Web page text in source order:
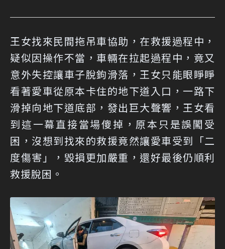
王女找來民間拖吊車協助，在救援過程中，
疑似因操作不當，車輛在拉起過程中，竟又
意外失控讓車子脫鉤滑落，王女只能眼睜睜
看著愛車從原本卡住的地下道入口，一路下
滑掉向地下道底部，發出巨大聲響，王女看
到這一幕直接當場傻掉，原本只是誤闖受
困，沒想到找來的救援竟然讓愛車受到「二
度傷害」，毀損更加嚴重，還好最後仍順利
救援脫困。